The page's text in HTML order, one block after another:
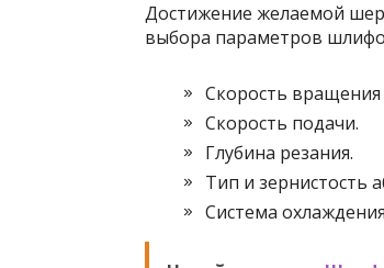
Достижение желаемой
выбора параметров
Скорость
Скорость подачи.
Глубина резания.
Тип и зернистость
Система